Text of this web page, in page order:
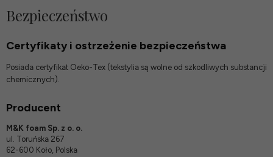
Bezpieczeństwo
Certyfikaty i ostrzeżenie bezpieczeństwa
Posiada certyfikat Oeko-Tex (tekstylia są wolne od szkodliwych substancji
chemicznych).
Producent
M&K foam Sp. z o. o.
ul. Toruńska 267
62-600 Koło, Polska